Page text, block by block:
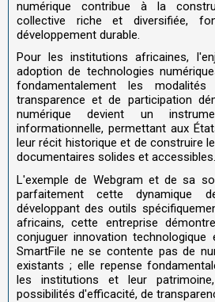
numérique contribue à la
collective riche et diversifiée,
développement durable.
Pour les institutions africaines,
adoption de technologies
fondamentalement les
transparence et de participation
numérique devient un
informationnelle, permettant aux
leur récit historique et de construire
documentaires solides et accessibles.
L'exemple de Webgram et de sa
parfaitement cette dynamique
développant des outils
africains, cette entreprise
conjuguer innovation technologique
SmartFile ne se contente pas de
existants ; elle repense
les institutions et leur
possibilités d'efficacité, de